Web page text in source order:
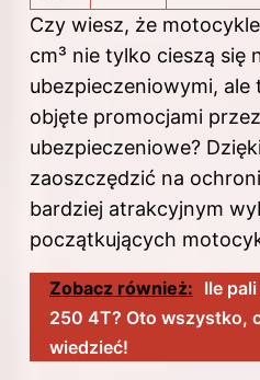
Czy wiesz, że
cm³ nie tylko cieszą się
ubezpieczeniowymi, ale
objęte promocjami
ubezpieczeniowe?
zaoszczędzić na
bardziej atrakcyjnym
początkujących
Zobacz również: Ile
250 4T? Oto wszystko,
wiedzieć!